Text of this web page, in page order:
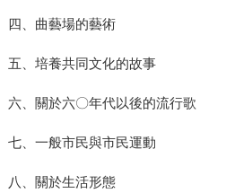
四、曲藝場的藝術
五、培養共同文化的故事
六、關於六〇年代以後的流行歌
七、一般市民與市民運動
八、關於生活形態